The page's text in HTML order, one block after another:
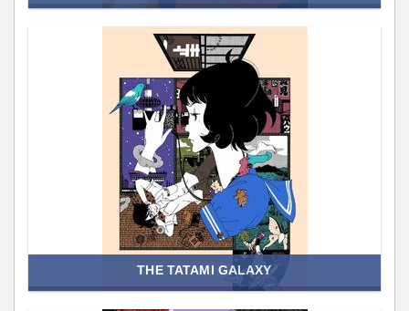
THE TATAMI GALAXY